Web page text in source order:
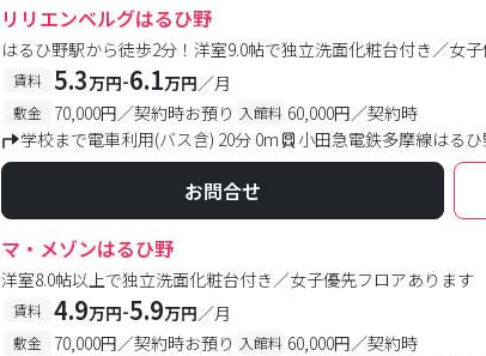
リリエンベルグはるひ野
はるひ野駅から徒歩2分！洋室9.0帖で独立洗面化粧台付き／女
賃料 5.3万円-6.1万円／月
敷金 70,000円／契約時お預り 入館料 60,000円／契約時
学校まで電車利用(バス含) 20分 0m
小田急電鉄多摩線はる
お問合せ
マ・メゾンはるひ野
洋室8.0帖以上で独立洗面化粧台付き／女子優先フロアあります
賃料 4.9万円-5.9万円／月
敷金 70,000円／契約時お預り 入館料 60,000円／契約時